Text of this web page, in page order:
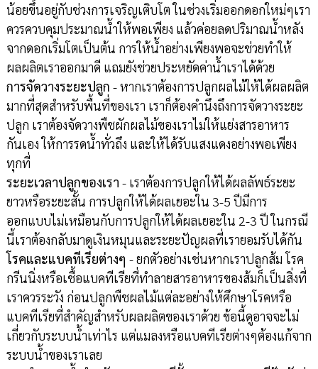
น้อยขึ้นอยู่กับช่วงการเจริญเติบโต ในช่วงเริ่มออกดอกใหม่ๆเรา
ควรควบคุมประมาณน้ำให้พอเพียง แล้วค่อยลดปริมาณน้ำหลัง
จากดอกเริ่มโตเป็นต้น การให้น้ำอย่างเพียงพอจะช่วยทำให้
ผลผลิตเราออกมาดี แถมยังช่วยประหยัดค่าน้ำเราได้ด้วย
การจัดวางระยะปลูก - หากเราต้องการปลูกผลไม้ให้ได้ผลผลิต
มากที่สุดสำหรับพื้นที่ของเรา เราก็ต้องคำนึงถึงการจัดวางระยะ
ปลูก เราต้องจัดวางพืชผักผลไม้ของเราไม่ให้แย่งสารอาหาร
กันเอง ให้การรดน้ำทั่วถึง และให้ได้รับแสงแดงอย่างพอเพียง
ทุกที่
ระยะเวลาปลูกของเรา - เราต้องการปลูกให้ได้ผลลัพธ์ระยะ
ยาวหรือระยะสั้น การปลูกให้ได้ผลเยอะใน 3-5 ปีมีการ
ออกแบบไม่เหมือนกับการปลูกให้ได้ผลเยอะใน 2-3 ปี ในกรณี
นี้เราต้องกลับมาดูเงินหมุนและระยะปัญผลที่เรายอมรับได้กัน
โรคและแบคทีเรียต่างๆ - ยกตัวอย่างเช่นหากเราปลูกส้ม โรค
กรีนนิ่งหรือเชื้อแบคทีเรียที่ทำลายสารอาหารของส้มก็เป็นสิ่งที่
เราควรระวัง ก่อนปลูกพืชผลไม้แต่ละอย่างให้ศึกษาโรคหรือ
แบคทีเรียที่สำคัญสำหรับผลผลิตของเราด้วย ข้อนี้ดูอาจจะไม่
เกี่ยวกับระบบน้ำเท่าไร แต่แมลงหรือแบคทีเรียต่างๆต้องแก้จาก
ระบบน้ำของเราเลย